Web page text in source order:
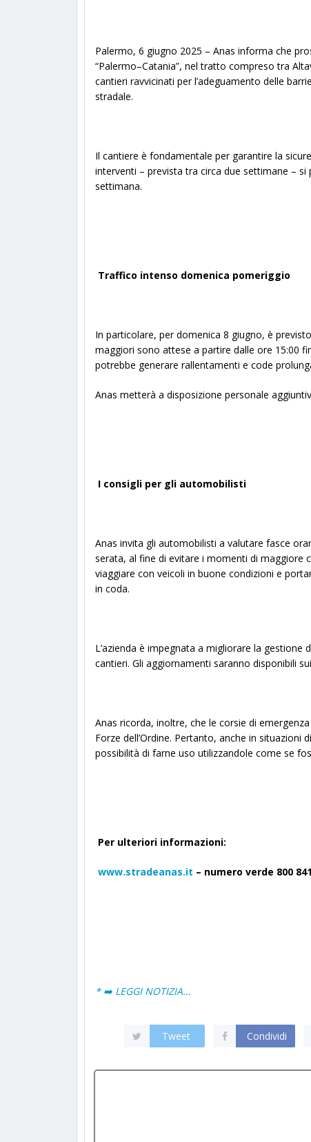
Palermo, 6 giugno 2025 – Anas informa che
“Palermo–Catania”, nel tratto compreso tra
cantieri ravvicinati per l’adeguamento delle
stradale.
Il cantiere è fondamentale per garantire la
interventi – prevista tra circa due settimane –
settimana.
Traffico intenso domenica pomeriggio
In particolare, per domenica 8 giugno, è
maggiori sono attese a partire dalle ore 15:00
potrebbe generare rallentamenti e code
Anas metterà a disposizione personale
I consigli per gli automobilisti
Anas invita gli automobilisti a valutare fasce
serata, al fine di evitare i momenti di maggiore
viaggiare con veicoli in buone condizioni e
in coda.
L’azienda è impegnata a migliorare la
cantieri. Gli aggiornamenti saranno disponibili
Anas ricorda, inoltre, che le corsie di
Forze dell’Ordine. Pertanto, anche in
possibilità di farne uso utilizzandole come se
Per ulteriori informazioni:
www.stradeanas.it – numero verde 800
* ➡️ LEGGI NOTIZIA...
Tweet Condividi